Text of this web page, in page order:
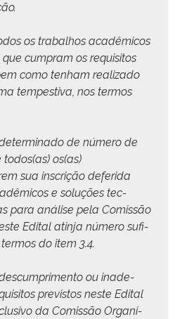
os tra­bal­hos acadêmi­cos
cumpram os req­ui­si­tos
como ten­ham real­iza­do
tem­pes­ti­va, nos ter­mos
de número de
os(as)
sua inscrição deferi­da
e soluções tec­
para análise pela Comis­são
Edi­tal atin­ja número sufi­
do item 3.4.
ou inad­e­
pre­vis­tos neste Edi­tal
da Comis­são Orga­ni­